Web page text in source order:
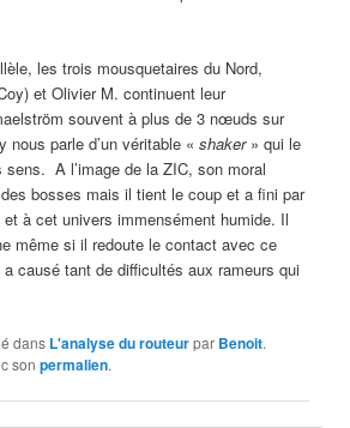
les trois mousquetaires du Nord,
et Olivier M. continuent leur
souvent à plus de 3 nœuds sur
nous parle d’un véritable «shaker» qui le
A l’image de la ZIC, son moral
bosses mais il tient le coup et a fini par
à cet univers immensément humide. Il
même si il redoute le contact avec ce
causé tant de difficultés aux rameurs qui
dans L'analyse du routeurpar Benoit.
sonpermalien.